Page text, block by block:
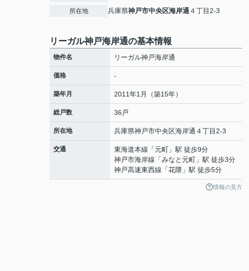
所在地 兵庫県神戸市中央区海岸通 ４丁目2-3
リーガル神戸海岸通の基本情報
物件名 リーガル神戸海岸通
価格 -
築年月 2011年1月（築15年）
総戸数 36戸
所在地 兵庫県神戸市中央区海岸通 ４丁目2-3
交通 東海道本線 「元町 」駅 徒歩9分
神戸市海岸線 「みなと元町 」駅 徒歩3分
神戸高速東西線 「花隈 」駅 徒歩5分
情報の見方